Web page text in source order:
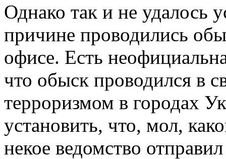
Однако так и не удалось
причине проводились
офисе. Есть
что обыск проводился в
терроризмом в городах
установить, что, мол,
некое ведомство